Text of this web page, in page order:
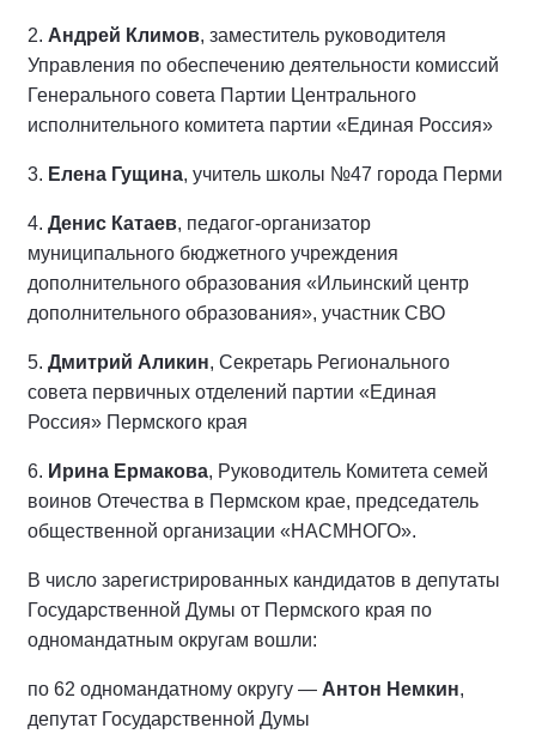
2. Андрей Климов, заместитель руководителя
Управления по обеспечению деятельности комиссий
Генерального совета Партии Центрального
исполнительного комитета партии «Единая Россия»
3. Елена Гущина, учитель школы №47 города Перми
4. Денис Катаев, педагог-организатор
муниципального бюджетного учреждения
дополнительного образования «Ильинский центр
дополнительного образования», участник СВО
5. Дмитрий Аликин, Секретарь Регионального
совета первичных отделений партии «Единая
Россия» Пермского края
6. Ирина Ермакова, Руководитель Комитета семей
воинов Отечества в Пермском крае, председатель
общественной организации «НАСМНОГО».
В число зарегистрированных кандидатов в депутаты
Государственной Думы от Пермского края по
одномандатным округам вошли:
по 62 одномандатному округу — Антон Немкин,
депутат Государственной Думы